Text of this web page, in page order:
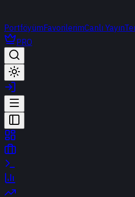
PortföyümFavorilerimCanlı Yayın
PRO